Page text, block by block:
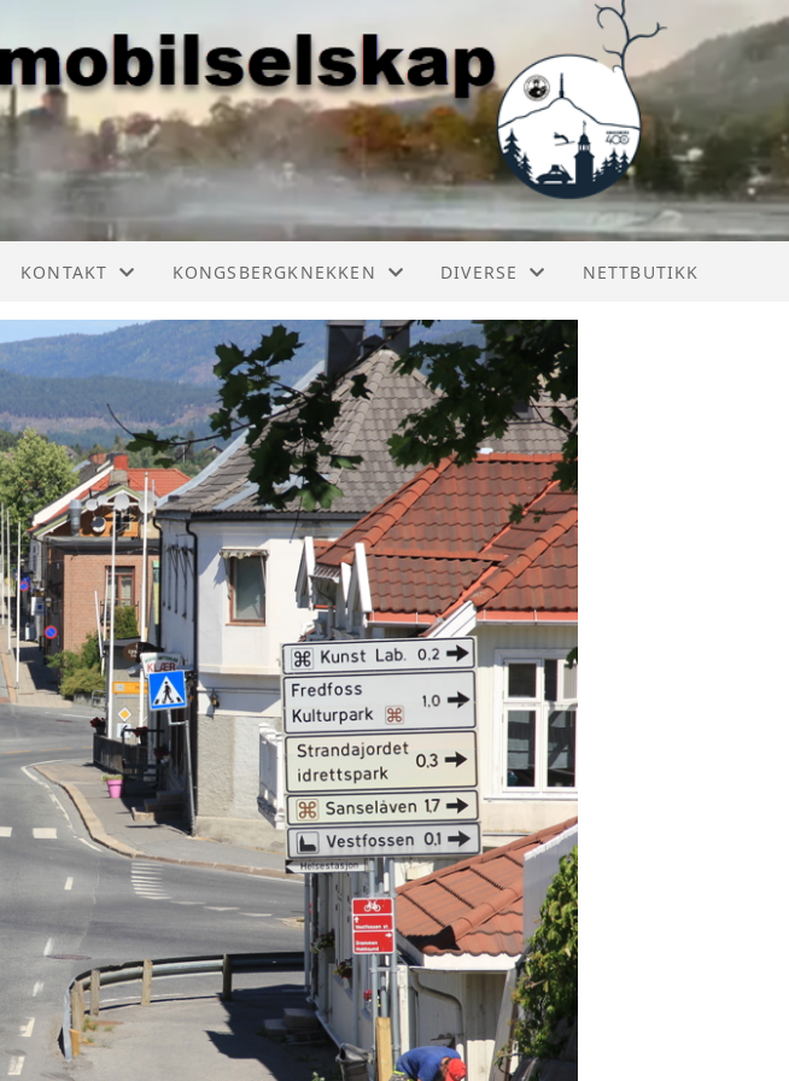
KONTAKT
KONTAKT
KONGSBERGKNEKKEN
ÅRSSKRIFT
STYRET
KONGSBERGKNEKKEN
KONGSBERGKNEKKEN 2025
KONGSBERGKNEKKEN 2024
KONGSBERGKNEKKEN 2023
KONGSBERGKNEKKEN HISTORIE
DIVERSE
BILER I KONGSBERG
RESTAURERING
NETTBUTIKK